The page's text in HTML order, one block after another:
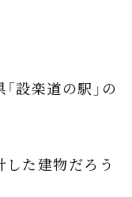
設楽道の駅」の
た建物だろう